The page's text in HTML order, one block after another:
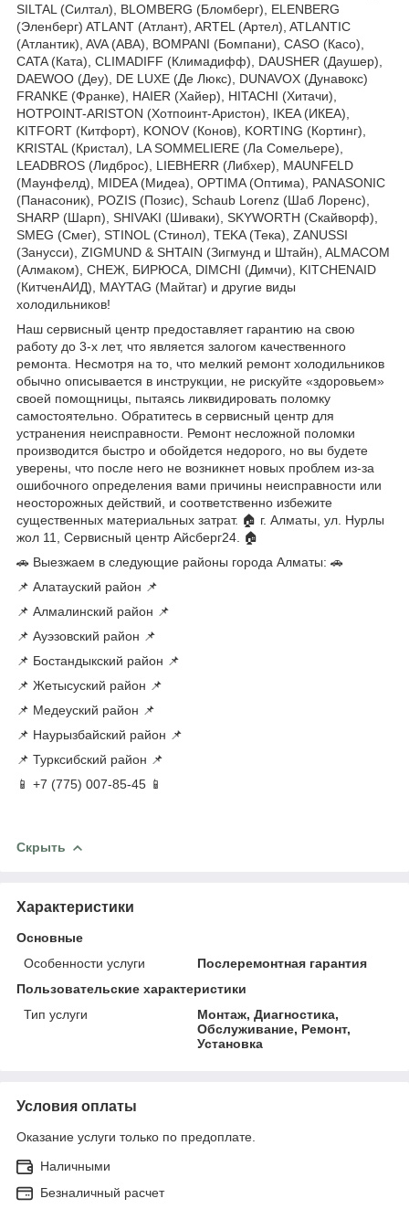
SILTAL (Силтал), BLOMBERG (Бломберг), ELENBERG
(Эленберг) ATLANT (Атлант), ARTEL (Артел), ATLANTIC
(Атлантик), AVA (АВА), BOMPANI (Бомпани), CASO (Касо),
CATA (Ката), CLIMADIFF (Климадифф), DAUSHER (Даушер),
DAEWOO (Деу), DE LUXE (Де Люкс), DUNAVOX (Дунавокс)
FRANKE (Франке), HAIER (Хайер), HITACHI (Хитачи),
HOTPOINT-ARISTON (Хотпоинт-Аристон), IKEA (ИКЕА),
KITFORT (Китфорт), KONOV (Конов), KORTING (Кортинг),
KRISTAL (Кристал), LA SOMMELIERE (Ла Сомельере),
LEADBROS (Лидброс), LIEBHERR (Либхер), MAUNFELD
(Маунфелд), MIDEA (Мидеа), OPTIMA (Оптима), PANASONIC
(Панасоник), POZIS (Позис), Schaub Lorenz (Шаб Лоренс),
SHARP (Шарп), SHIVAKI (Шиваки), SKYWORTH (Скайворф),
SMEG (Смег), STINOL (Стинол), TEKA (Тека), ZANUSSI
(Занусси), ZIGMUND & SHTAIN (Зигмунд и Штайн), ALMACOM
(Алмаком), СНЕЖ, БИРЮСА, DIMCHI (Димчи), KITCHENAID
(КитченАИД), MAYTAG (Майтаг) и другие виды
холодильников!
Наш сервисный центр предоставляет гарантию на свою
работу до 3-х лет, что является залогом качественного
ремонта. Несмотря на то, что мелкий ремонт холодильников
обычно описывается в инструкции, не рискуйте «здоровьем»
своей помощницы, пытаясь ликвидировать поломку
самостоятельно. Обратитесь в сервисный центр для
устранения неисправности. Ремонт несложной поломки
производится быстро и обойдется недорого, но вы будете
уверены, что после него не возникнет новых проблем из-за
ошибочного определения вами причины неисправности или
неосторожных действий, и соответственно избежите
существенных материальных затрат. 🏠 г. Алматы, ул. Нурлы
жол 11, Сервисный центр Айсберг24. 🏠
🚗 Выезжаем в следующие районы города Алматы: 🚗
📌 Алатауский район 📌
📌 Алмалинский район 📌
📌 Ауэзовский район 📌
📌 Бостандыкский район 📌
📌 Жетысуский район 📌
📌 Медеуский район 📌
📌 Наурызбайский район 📌
📌 Турксибский район 📌
📱 +7 (775) 007-85-45 📱
Скрыть
Характеристики
Основные
Особенности услуги
Послеремонтная гарантия
Пользовательские характеристики
Тип услуги
Монтаж, Диагностика,
Обслуживание, Ремонт,
Установка
Условия оплаты
Оказание услуги только по предоплате.
Наличными
Безналичный расчет